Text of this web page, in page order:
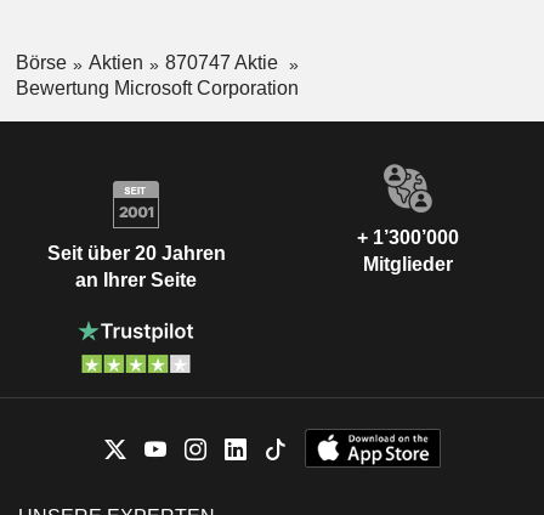
Börse Aktien
870747 Aktie
Bewertung Microsoft Corporation
Seit über 20 Jahren
an Ihrer Seite
+ 1’300’000
Mitglieder